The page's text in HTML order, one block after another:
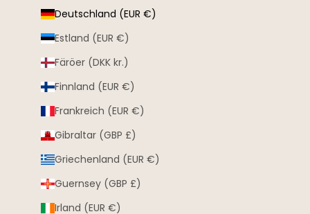
Deutschland (EUR €)
Estland (EUR €)
Färöer (DKK kr.)
Finnland (EUR €)
Frankreich (EUR €)
Gibraltar (GBP £)
Griechenland (EUR €)
Guernsey (GBP £)
Irland (EUR €)